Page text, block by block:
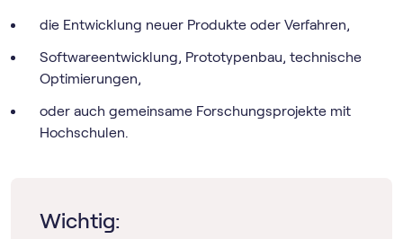
die Entwicklung neuer Produkte oder Verfahren,
Softwareentwicklung, Prototypenbau, technische
Optimierungen,
oder auch gemeinsame Forschungsprojekte mit
Hochschulen.
Wichtig: